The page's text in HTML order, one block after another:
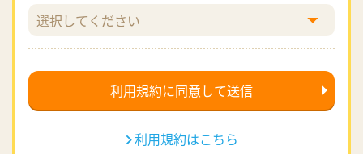
利用規約はこちら